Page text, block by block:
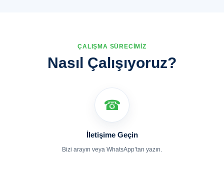
ÇALIŞMA SÜRECİMİZ
Nasıl Çalışıyoruz?
☎
İletişime Geçin
Bizi arayın veya WhatsApp’tan yazın.